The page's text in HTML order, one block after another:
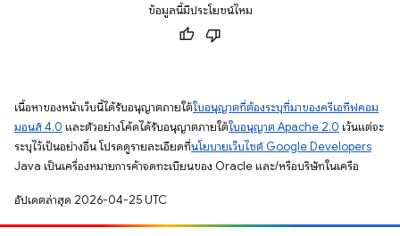
ข้อมูลนี้มีประโยชน์ไหม
เนื้อหาของหน้าเว็บนี้ได้รับอนุญาตภายใต้ใบอนุญาตที่ต้องระบุที่มาของครีเอทีฟคอม
มอนส์ 4.0 และตัวอย่างโค้ดได้รับอนุญาตภายใต้ใบอนุญาต Apache 2.0 เว้นแต่จะ
ระบุไว้เป็นอย่างอื่น โปรดดูรายละเอียดที่นโยบายเว็บไซต์ Google Developers
Java เป็นเครื่องหมายการค้าจดทะเบียนของ Oracle และ/หรือบริษัทในเครือ
อัปเดตล่าสุด 2026-04-25 UTC